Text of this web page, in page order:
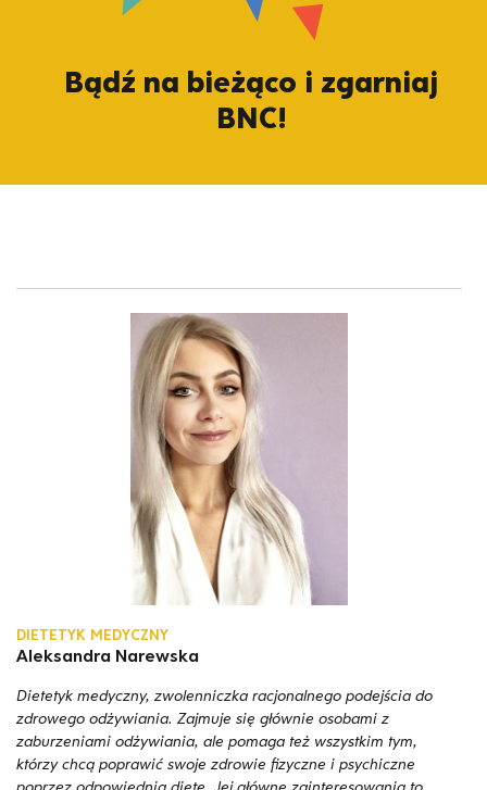
Bądź na bieżąco i zgarniaj
BNC!
DIETETYK MEDYCZNY
Aleksandra Narewska
Dietetyk medyczny, zwolenniczka racjonalnego podejścia do
zdrowego odżywiania. Zajmuje się głównie osobami z
zaburzeniami odżywiania, ale pomaga też wszystkim tym,
którzy chcą poprawić swoje zdrowie fizyczne i psychiczne